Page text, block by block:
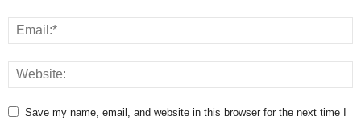
Save my name, email, and website in this browser for the next time I